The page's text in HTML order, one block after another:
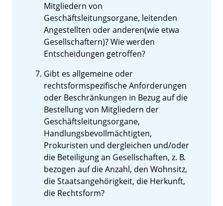
Mitgliedern von
Geschäftsleitungsorgane, leitenden
Angestellten oder anderen(wie etwa
Gesellschaftern)? Wie werden
Entscheidungen getroffen?
Gibt es allgemeine oder
rechtsformspezifische Anforderungen
oder Beschränkungen in Bezug auf die
Bestellung von Mitgliedern der
Geschäftsleitungsorgane,
Handlungsbevollmächtigten,
Prokuristen und dergleichen und/oder
die Beteiligung an Gesellschaften, z. B.
bezogen auf die Anzahl, den Wohnsitz,
die Staatsangehörigkeit, die Herkunft,
die Rechtsform?